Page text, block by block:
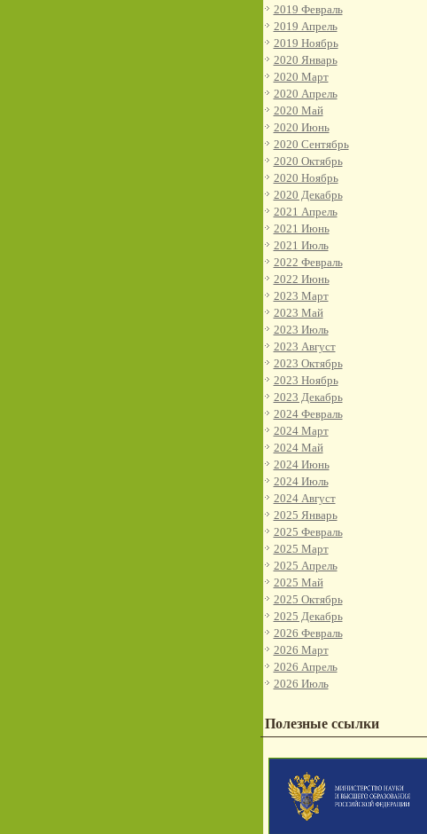
2019 Февраль
2019 Апрель
2019 Ноябрь
2020 Январь
2020 Март
2020 Апрель
2020 Май
2020 Июнь
2020 Сентябрь
2020 Октябрь
2020 Ноябрь
2020 Декабрь
2021 Апрель
2021 Июнь
2021 Июль
2022 Февраль
2022 Июнь
2023 Март
2023 Май
2023 Июль
2023 Август
2023 Октябрь
2023 Ноябрь
2023 Декабрь
2024 Февраль
2024 Март
2024 Май
2024 Июнь
2024 Июль
2024 Август
2025 Январь
2025 Февраль
2025 Март
2025 Апрель
2025 Май
2025 Октябрь
2025 Декабрь
2026 Февраль
2026 Март
2026 Апрель
2026 Июль
Полезные ссылки